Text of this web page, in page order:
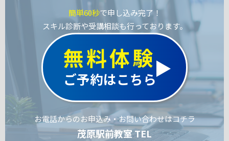
簡単60秒で申し込み完了！
スキル診断や受講相談も行っております。
無料体験
ご予約はこちら
お電話からのお申込み・お問い合わせはコチラ
茂原駅前教室 TEL